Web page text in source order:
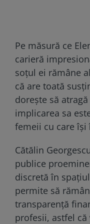
Pe măsură ce
carieră
soțul ei rămâne
că are toată
dorește să
implicarea sa
femeii cu care își
Cătălin
publice
discretă în
permite să
transparență
profesii, astfel